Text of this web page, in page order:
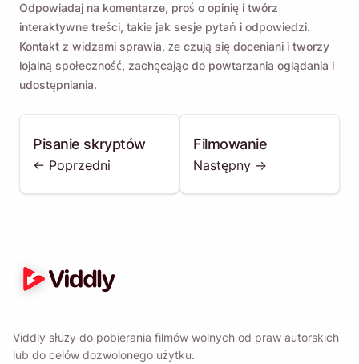
Odpowiadaj na komentarze, proś o opinię i twórz
interaktywne treści, takie jak sesje pytań i odpowiedzi.
Kontakt z widzami sprawia, że ​​czują się doceniani i tworzy
lojalną społeczność, zachęcając do powtarzania oglądania i
udostępniania.
Pisanie skryptów
<- Poprzedni
Filmowanie
Następny ->
Viddly służy do pobierania filmów wolnych od praw autorskich
lub do celów dozwolonego użytku.